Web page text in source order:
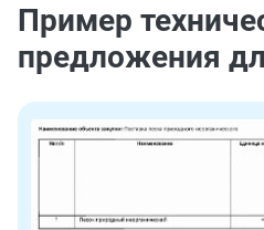
Пример
предложения